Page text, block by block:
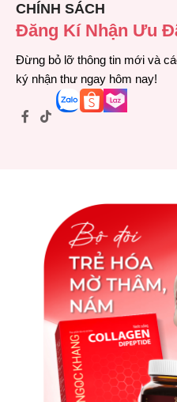
CHÍNH SÁCH
Đăng Kí Nhận Ưu
Đừng bỏ lỡ thông tin mới và
ký nhận thư ngay hôm nay!